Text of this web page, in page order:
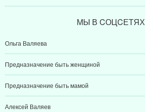
МЫ В CОЦCЕТЯХ
Ольга Валяева
Предназначение быть женщиной
Предназначение быть мамой
Алексей Валяев